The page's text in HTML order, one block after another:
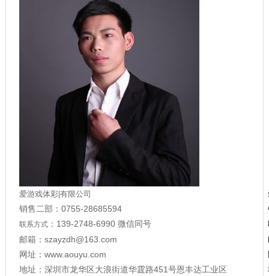
爱游戏体彩|有限公司
销售二部：0755-28685594
联系方式：139-2748-6990 微信同号
邮箱：szayzdh@163.com
网址：www.aouyu.com
地址：深圳市龙华区大浪街道华霆路451号恩丰达工业区